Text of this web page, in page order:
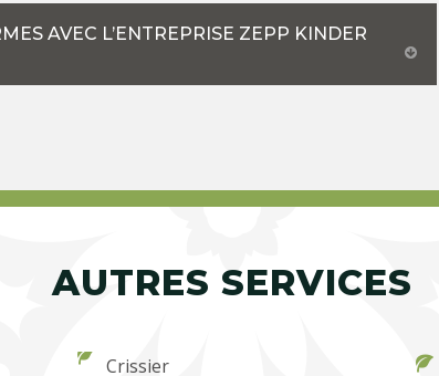
AVEC L’ENTREPRISE ZEPP KINDER
AUTRES SERVICES
Crissier